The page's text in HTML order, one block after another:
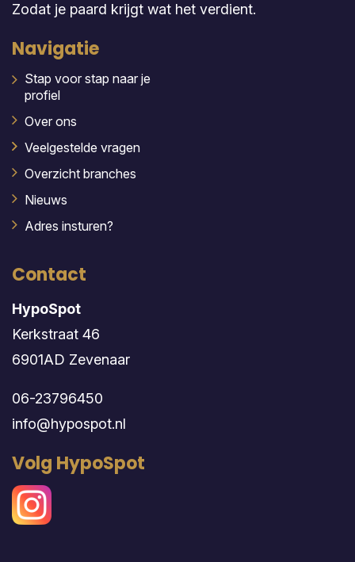
Zodat je paard krijgt wat het verdient.
Navigatie
Stap voor stap naar je
profiel
Over ons
Veelgestelde vragen
Overzicht branches
Nieuws
Adres insturen?
Contact
HypoSpot
Kerkstraat 46
6901AD Zevenaar
06-23796450
info@hypospot.nl
Volg HypoSpot